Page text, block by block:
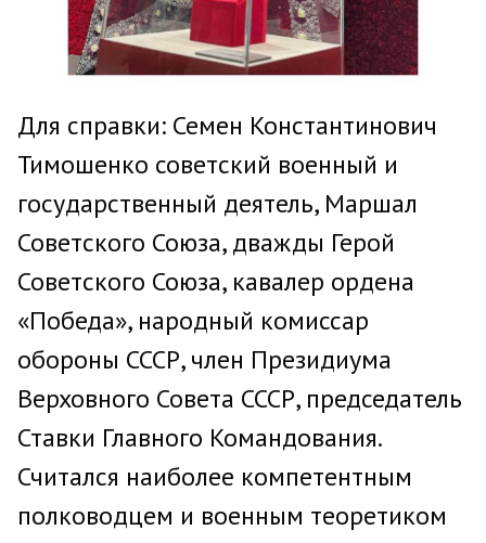
Для справки: Семен Константинович
Тимошенко советский военный и
государственный деятель, Маршал
Советского Союза, дважды Герой
Советского Союза, кавалер ордена
«Победа», народный комиссар
обороны СССР, член Президиума
Верховного Совета СССР, председатель
Ставки Главного Командования.
Считался наиболее компетентным
полководцем и военным теоретиком